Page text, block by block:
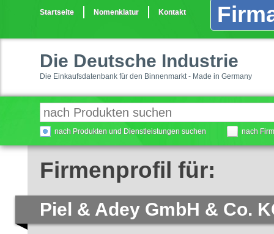
Startseite Nomenklatur Kontakt
Die Deutsche Industrie
Die Einkaufsdatenbank für den Binnenmarkt - Made in Germany
nach Produkten und Dienstleistungen suchen nach
Firmenprofil für:
Piel & Adey GmbH & Co.